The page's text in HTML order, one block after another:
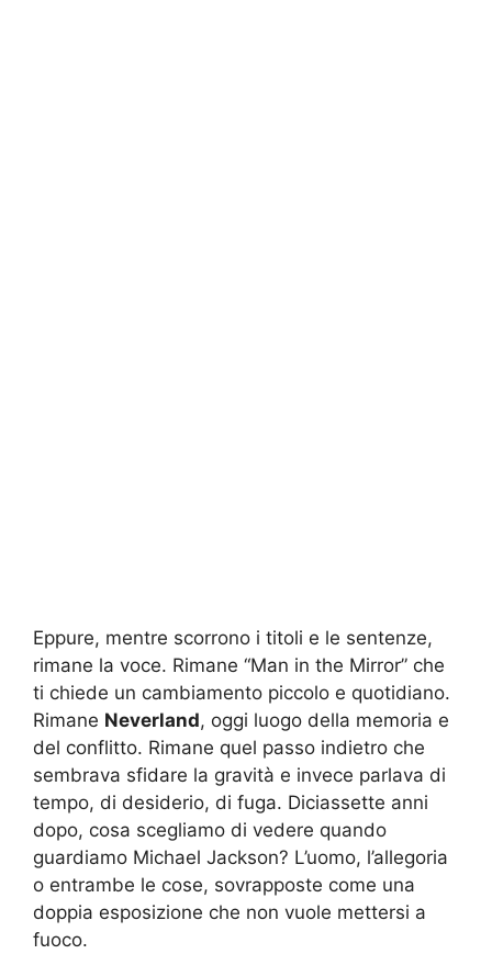
Eppure, mentre scorrono i titoli e le sentenze,
rimane la voce. Rimane “Man in the Mirror” che
ti chiede un cambiamento piccolo e quotidiano.
Rimane Neverland, oggi luogo della memoria e
del conflitto. Rimane quel passo indietro che
sembrava sfidare la gravità e invece parlava di
tempo, di desiderio, di fuga. Diciassette anni
dopo, cosa scegliamo di vedere quando
guardiamo Michael Jackson? L’uomo, l’allegoria
o entrambe le cose, sovrapposte come una
doppia esposizione che non vuole mettersi a
fuoco.